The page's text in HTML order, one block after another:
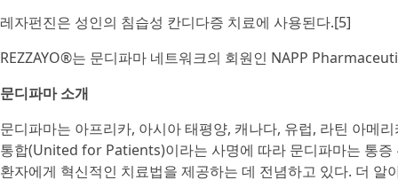
레자펀진은 성인의 침습성 칸디다증 치료에 사용된다.[5]
REZZAYO®는 문디파마 네트워크의 회원인 NAPP
문디파마 소개
문디파마는 아프리카, 아시아 태평양, 캐나다, 유럽, 라틴 아메
통합(United for Patients)이라는 사명에 따라 문디파마는 통
환자에게 혁신적인 치료법을 제공하는 데 전념하고 있다. 더 알